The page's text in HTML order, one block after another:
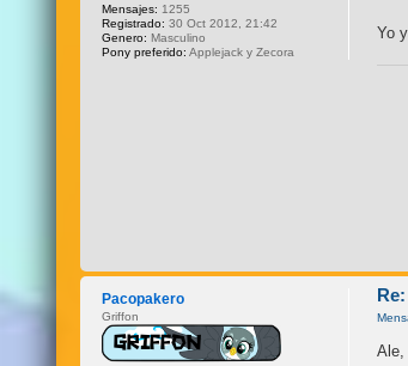
Yo
Mensajes: 1255
Registrado: 30 Oct 2012, 21:42
Genero: Masculino
Pony preferido: Applejack y Zecora
Ale,
Pacopakero
Griffon